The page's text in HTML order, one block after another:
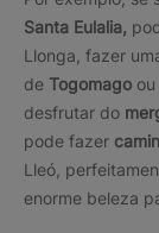
Santa Eulalia,
Llonga, fazer
de Togomago
desfrutar do
pode fazer
Lleó,
enorme beleza